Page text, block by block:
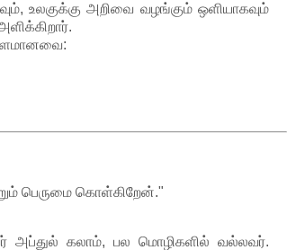
உலகுக்கு அறிவை வழங்கும் ஒளியாகவும்
பெருமை கொள்கிறேன்."
அப்துல் கலாம், பல மொழிகளில் வல்லவர்.